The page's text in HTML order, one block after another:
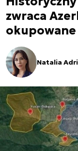
zwraca
Natalia